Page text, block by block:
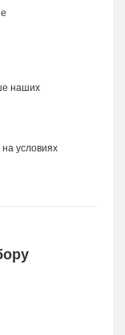
наших
условиях